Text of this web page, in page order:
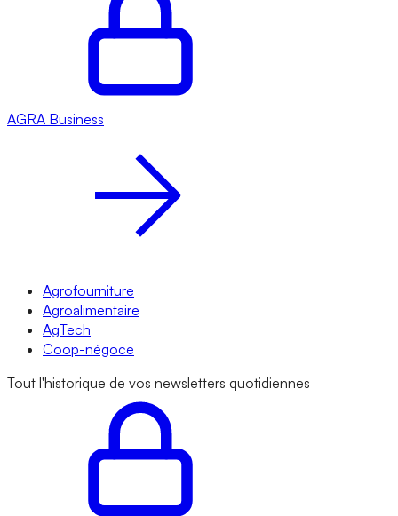
AGRA Business
Agrofourniture
Agroalimentaire
AgTech
Coop-négoce
Tout l'historique de vos newsletters quotidiennes